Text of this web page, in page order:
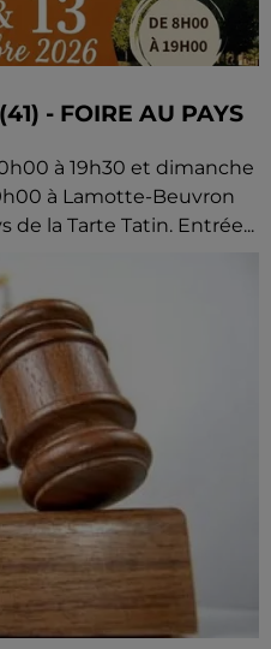
- FOIRE AU PAYS
à 19h30 et dimanche
à Lamotte-Beuvron
de la Tarte Tatin. Entrée...